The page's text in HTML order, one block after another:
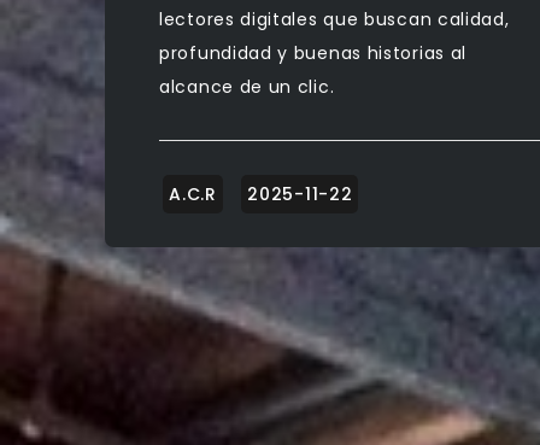
lectores digitales que buscan calidad,
profundidad y buenas historias al
alcance de un clic.